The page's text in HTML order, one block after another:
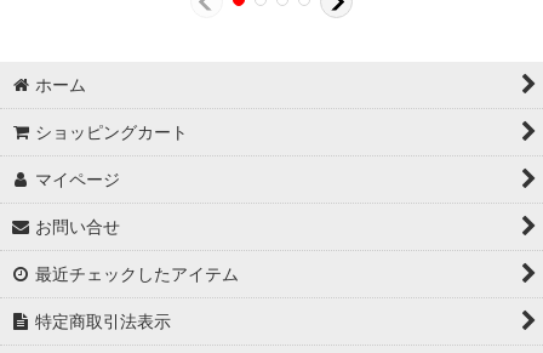
ホーム
ショッピングカート
マイページ
お問い合せ
最近チェックしたアイテム
特定商取引法表示